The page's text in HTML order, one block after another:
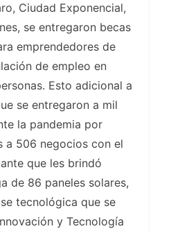
Ciudad Exponencial,
se entregaron becas
emprendedores de
de empleo en
Esto adicional a
se entregaron a mil
la pandemia por
a 506 negocios con el
que les brindó
de 86 paneles solares,
tecnológica que se
y Tecnología